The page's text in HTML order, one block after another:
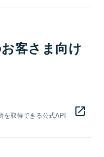
客さま向け
を取得できる公式API